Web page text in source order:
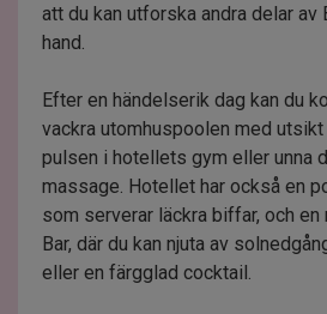
att du kan utforska andra delar av
hand.
Efter en händelserik dag kan du
vackra utomhuspoolen med
pulsen i hotellets gym eller unna
massage. Hotellet har också en
som serverar läckra biffar, och
Bar, där du kan njuta av
eller en färgglad cocktail.